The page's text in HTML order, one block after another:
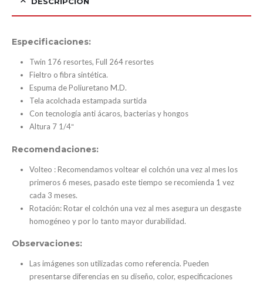
Especificaciones:
Twin 176 resortes, Full 264 resortes
Fieltro o fibra sintética.
Espuma de Poliuretano M.D.
Tela acolchada estampada surtida
Con tecnología anti ácaros, bacterias y hongos
Altura 7 1/4″
Recomendaciones:
Volteo : Recomendamos voltear el colchón una vez al mes los
primeros 6 meses, pasado este tiempo se recomienda 1 vez
cada 3 meses.
Rotación: Rotar el colchón una vez al mes asegura un desgaste
homogéneo y por lo tanto mayor durabilidad.
Observaciones:
Las imágenes son utilizadas como referencia. Pueden
presentarse diferencias en su diseño, color, especificaciones